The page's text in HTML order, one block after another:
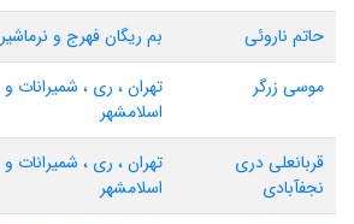
حاتم ناروئی
بم ریگان فهرج و نرماشیر
موسی زرگر
تهران ، ری ، شمیرانات و
اسلامشهر
قربانعلی دری
نجفآبادی
تهران ، ری ، شمیرانات و
اسلامشهر